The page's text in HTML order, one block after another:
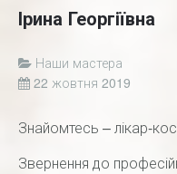
Ірина Георгіївна
Наши мастера
22 жовтня 2019
Знайомтесь – лікар-
Звернення до